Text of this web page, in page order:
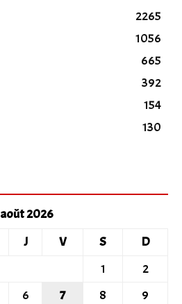
2265
1056
665
392
154
130
août 2026
J V S
D
1
2
6 7 8
9